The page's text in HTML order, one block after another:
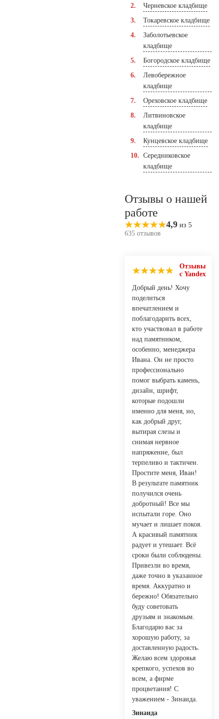
Черневское кладбище
Токаревское кладбище
Заболотьевское
кладбище
Богородское кладбище
Левобережное
кладбище
Ореховское кладбище
Литвиновское
кладбище
Кунцевское кладбище
Середниковское
кладбище
Отзывы о нашей
работе
4,9 из 5
635 отзывов
Отзывы
с Yandex
Добрый день! Хочу
поделиться
впечатлением и
поблагодарить всех,
кто участвовал в работе
над памятником,
особенно, менеджера
Ивана. Он не просто
профессионально
помог выбрать камень,
дизайн, шрифт,
которые подошли
именно для меня, но,
как добрый друг,
вытирая слезы и
снимая нервное
напряжение, был
терпеливо и тактичен.
Простите меня, Иван!
В результате памятник
получился очень
добротный! Все мы
испытали горе. Оно
мучает и лишает покоя.
А красивый памятник
радует и утешает. Всё
сроки были соблюдены.
Привезли во время,
даже точно в указанное
время. Аккуратно и
бережно! Обязательно
буду советовать
друзьям и знакомым.
Благодарю вас за
хорошую работу, за
доставленную радость.
Желаю всем здоровья
крепкого, успехов во
всем, а фирме
процветания! С
уважением - Зинаида.
Зинаида